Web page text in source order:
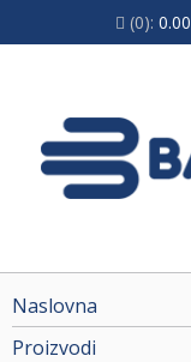
(0): 0.00
Naslovna
Proizvodi